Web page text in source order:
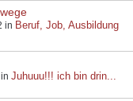
in Beruf, Job, Ausbildung
Juhuuu!!! ich bin drin...